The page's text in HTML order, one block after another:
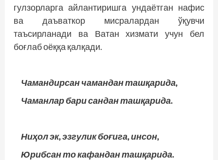
гулзорларга айлантиришга ундаётган нафис
ва даъваткор мисралардан ўқувчи
таъсирланади ва Ватан хизмати учун бел
боғлаб оёққа қалқади.
Чамандирсан чамандан ташқарида,
Чаманлар бари сандан ташқарида.
Ниҳол эк, эзгулик боғига, инсон,
Юрибсан то кафандан ташқарида.